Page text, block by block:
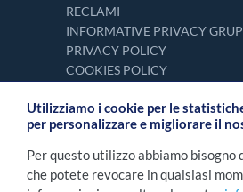
RECLAMI
INFORMATIVE PRIVACY
PRIVACY POLICY
COOKIES POLICY
Utilizziamo i cookie per le
per personalizzare e migliorare il
Per questo utilizzo abbiamo bisogno
che potete revocare in qualsiasi